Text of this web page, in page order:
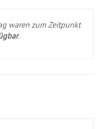
waren zum Zeitpunkt
.